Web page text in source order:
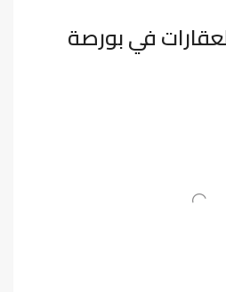
في بورصة